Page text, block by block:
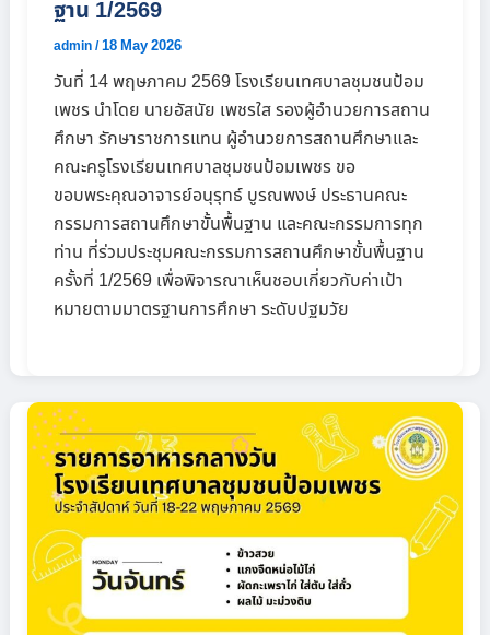
ฐาน 1/2569
admin/18 May 2026
วันที่ 14 พฤษภาคม 2569 โรงเรียนเทศบาลชุมชนป้อม
เพชร นำโดย นายอัสนัย เพชรใส รองผู้อำนวยการสถาน
ศึกษา รักษาราชการแทน ผู้อำนวยการสถานศึกษาและ
คณะครูโรงเรียนเทศบาลชุมชนป้อมเพชร ขอ
ขอบพระคุณอาจารย์อนุรุทธ์ บูรณพงษ์ ประธานคณะ
กรรมการสถานศึกษาขั้นพื้นฐาน และคณะกรรมการทุก
ท่าน ที่ร่วมประชุมคณะกรรมการสถานศึกษาขั้นพื้นฐาน
ครั้งที่ 1/2569 เพื่อพิจารณาเห็นชอบเกี่ยวกับค่าเป้า
หมายตามมาตรฐานการศึกษา ระดับปฐมวัย